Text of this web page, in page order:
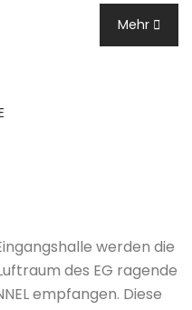
Mehr
werden die
des EG ragende
empfangen. Diese